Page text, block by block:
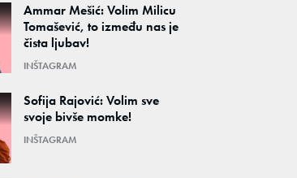
Ammar Mešić: Volim Milicu
Tomašević, to između nas je
čista ljubav!
INŠTAGRAM
Sofija Rajović: Volim sve
svoje bivše momke!
INŠTAGRAM